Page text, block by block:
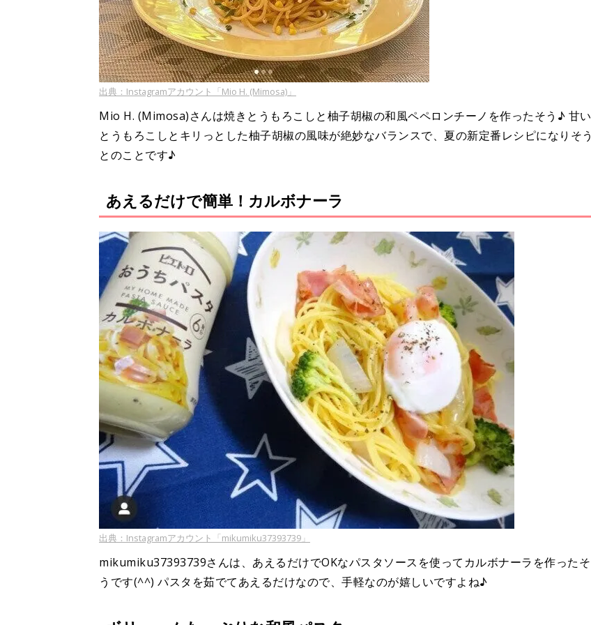
出典：Instagramアカウント「Mio H. (Mimosa)」
Mio H. (Mimosa)さんは焼きとうもろこしと柚子胡椒の和風ペペロンチーノを作ったそう♪ 甘い
とうもろこしとキリっとした柚子胡椒の風味が絶妙なバランスで、夏の新定番レシピになりそう
とのことです♪
あえるだけで簡単！カルボナーラ
出典：Instagramアカウント「mikumiku37393739」
mikumiku37393739さんは、あえるだけでOKなパスタソースを使ってカルボナーラを作ったそ
うです(^^) パスタを茹でてあえるだけなので、手軽なのが嬉しいですよね♪